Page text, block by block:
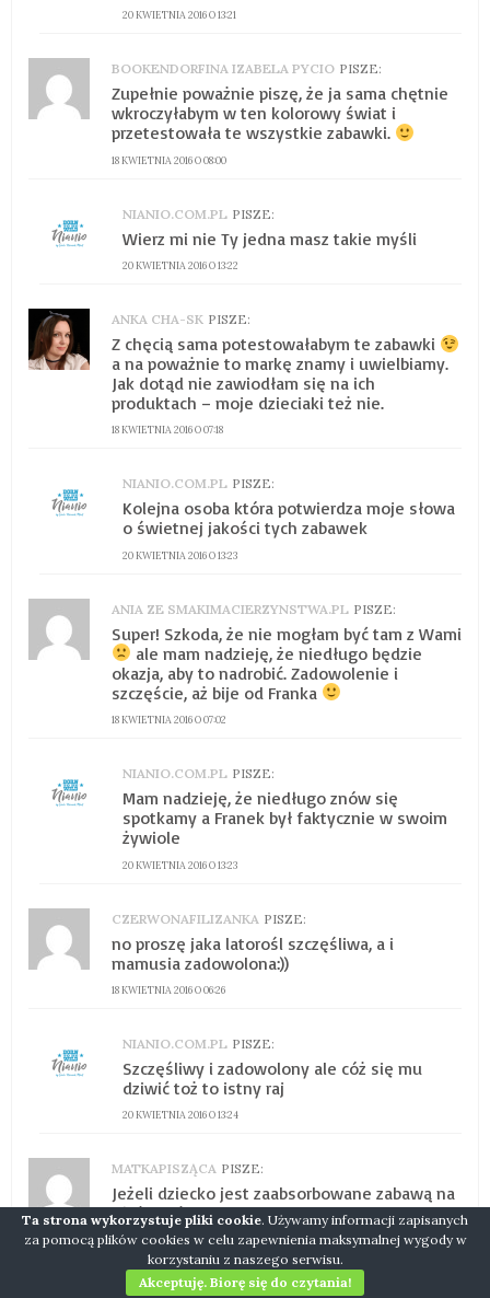
20 KWIETNIA 2016 O 13:21
BOOKENDORFINA IZABELA PYCIO PISZE:
18 KWIETNIA 2016 O 08:00
Zupełnie poważnie piszę, że ja sama chętnie
wkroczyłabym w ten kolorowy świat i
przetestowała te wszystkie zabawki.
NIANIO.COM.PL PISZE:
20 KWIETNIA 2016 O 13:22
Wierz mi nie Ty jedna masz takie myśli
ANKA CHA-SK PISZE:
18 KWIETNIA 2016 O 07:18
Z chęcią sama potestowałabym te zabawki
a na poważnie to markę znamy i uwielbiamy.
Jak dotąd nie zawiodłam się na ich
produktach – moje dzieciaki też nie.
NIANIO.COM.PL PISZE:
20 KWIETNIA 2016 O 13:23
Kolejna osoba która potwierdza moje słowa
o świetnej jakości tych zabawek
ANIA ZE SMAKIMACIERZYNSTWA.PL PISZE:
18 KWIETNIA 2016 O 07:02
Super! Szkoda, że nie mogłam być tam z Wami
ale mam nadzieję, że niedługo będzie
okazja, aby to nadrobić. Zadowolenie i
szczęście, aż bije od Franka
NIANIO.COM.PL PISZE:
20 KWIETNIA 2016 O 13:23
Mam nadzieję, że niedługo znów się
spotkamy a Franek był faktycznie w swoim
żywiole
CZERWONAFILIZANKA PISZE:
18 KWIETNIA 2016 O 06:26
no proszę jaka latorośl szczęśliwa, a i
mamusia zadowolona:))
NIANIO.COM.PL PISZE:
20 KWIETNIA 2016 O 13:24
Szczęśliwy i zadowolony ale cóż się mu
dziwić toż to istny raj
MATKAPISZĄCA PISZE:
Jeżeli dziecko jest zaabsorbowane zabawą na
dłużej niż 5 minut i po godzinie nadal się nią
bawi i odkrywa zabawkę na inne sposoby za
każdym razem – to najlepsza rekomendacja
jaką może dostać rodzic
Ta strona wykorzystuje pliki cookie. Używamy informacji zapisanych
za pomocą plików cookies w celu zapewnienia maksymalnej wygody w
korzystaniu z naszego serwisu.
Akceptuję. Biorę się do czytania!